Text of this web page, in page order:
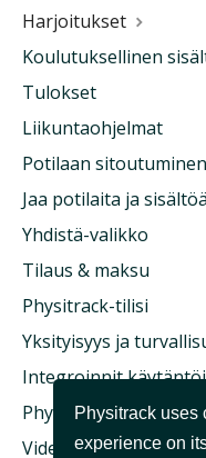
Physitrack uses
experience on
Harjoitukset
Koulutuksellinen
Tulokset
Liikuntaohjelmat
Potilaan
Jaa potilaita ja sisältöä
Yhdistä-valikko
Tilaus & maksu
Physitrack-tilisi
Yksityisyys ja
Integroinnit
Physitrack &
Videokonsultaatio ja